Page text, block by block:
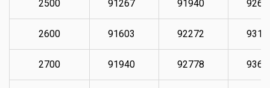
2500 91267 91940
2600 91603 92272
2700 91940 92778